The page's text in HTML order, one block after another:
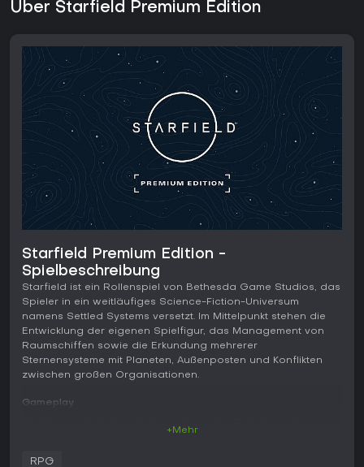
Über Starfield Premium Edition
Starfield Premium Edition -
Spielbeschreibung
Starfield ist ein Rollenspiel von Bethesda Game Studios, das
Spieler in ein weitläufiges Science-Fiction-Universum
namens Settled Systems versetzt. Im Mittelpunkt stehen die
Entwicklung der eigenen Spielfigur, das Management von
Raumschiffen sowie die Erkundung mehrerer
Sternensysteme mit Planeten, Außenposten und Konflikten
zwischen großen Organisationen.
Gameplay
+Mehr
RPG